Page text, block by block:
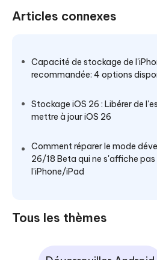
Articles connexes
Capacité de stockage de
recommandée: 4 options
Stockage iOS 26 : Libérer de
mettre à jour iOS 26
Comment réparer le mode
26/18 Beta qui ne s'affiche pas
l'iPhone/iPad
Tous les thèmes